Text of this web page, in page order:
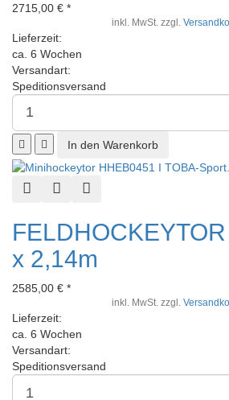
2715,00 € *
inkl. MwSt. zzgl.
Lieferzeit:
ca. 6 Wochen
Versandart:
Speditionsversand
x 2,14m
2585,00 € *
inkl. MwSt. zzgl.
Lieferzeit:
ca. 6 Wochen
Versandart:
Speditionsversand